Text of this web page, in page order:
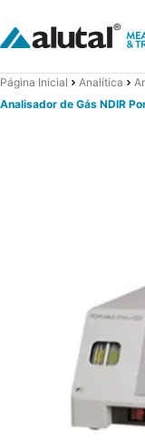
Página Inicial Analítica
Analisador de Gás NDIR